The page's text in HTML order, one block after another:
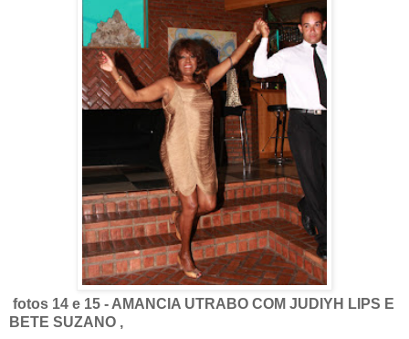
fotos 14 e 15 - AMANCIA UTRABO COM JUDIYH LIPS E
BETE SUZANO ,